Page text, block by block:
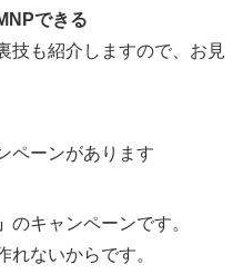
できる
技も紹介しますので、お見
ペーンがあります
のキャンペーンです。
れないからです。